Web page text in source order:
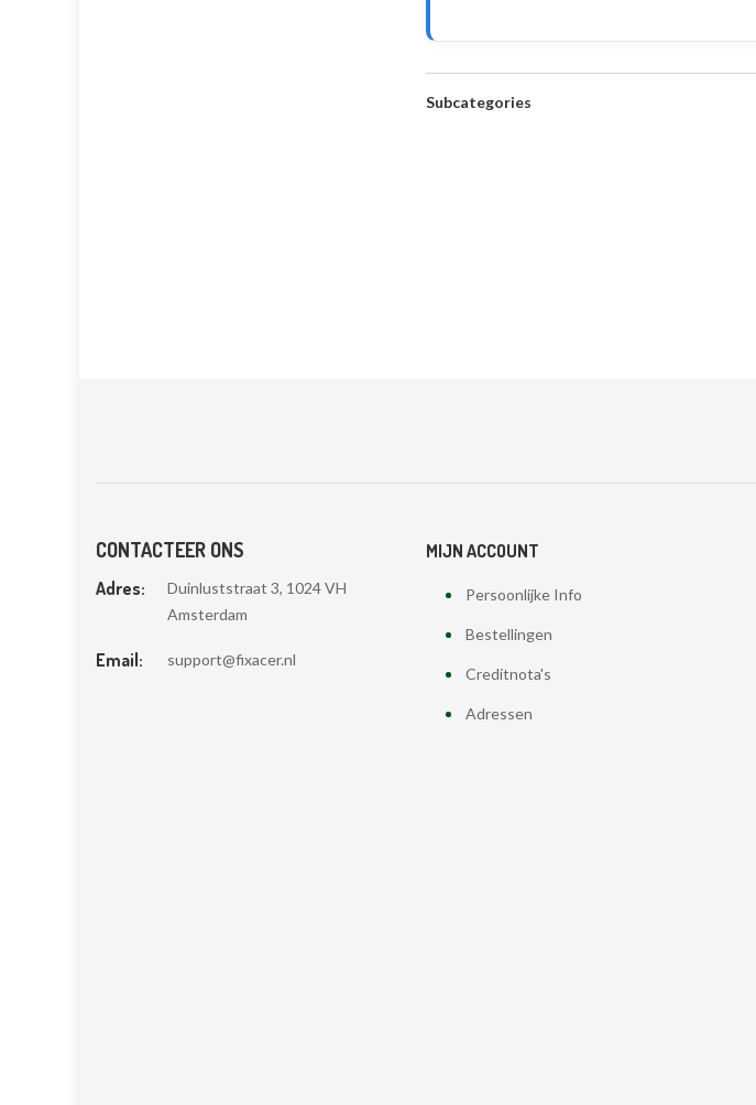
Subcategories
CONTACTEER ONS
Adres:
Duinluststraat 3, 1024 VH
Amsterdam
Email: support@fixacer.nl
MIJN ACCOUNT
Persoonlijke Info
Bestellingen
Creditnota's
Adressen